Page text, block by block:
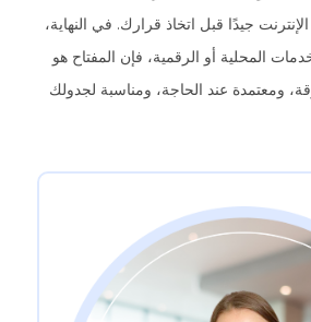
جيدًا قبل اتخاذ قرارك. في النهاية،
المحلية أو الرقمية، فإن المفتاح هو
ومعتمدة عند الحاجة، ومناسبة لجدولك